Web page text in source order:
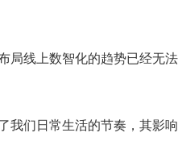
局线上数智化的趋势已经无法
我们日常生活的节奏，其影响